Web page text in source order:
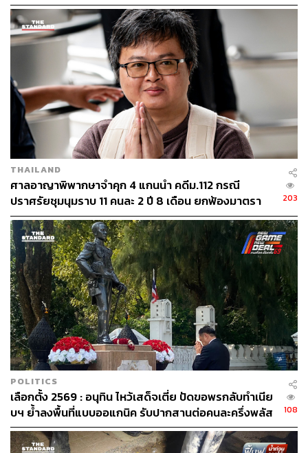
พิสูจน์อักษร: วรรษมล สิงหโกมล
TAGS: การเมือง การชุมนุมทางการเมือง
ม็อบ
THAILAND
ศาลอาญาพิพากษาจำคุก 4 แกนนำ คดีม.112 กรณี
ปราศรัยชุมนุมราบ 11 คนละ 2 ปี 8 เดือน ยกฟ้องมาตรา
116 ‘ทราย
203
POLITICS
เลือกตั้ง 2569 : อนุทิน ไหว้เสด็จเตี่ย ปัดขอพรกลับทำเนีย
บฯ ย้ำลงพื้นที่แบบออแกนิค รับปากสานต่อคนละครึ่งพลัส
108